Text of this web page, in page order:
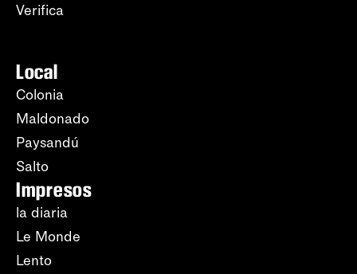
Verifica
Local
Colonia
Maldonado
Paysandú
Salto
Impresos
la diaria
Le Monde
Lento